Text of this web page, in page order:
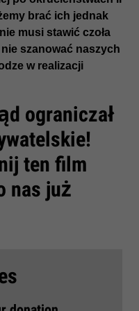
brać ich jednak
musi stawić czoła
szanować naszych
w realizacji
ograniczał
ten film
nas już